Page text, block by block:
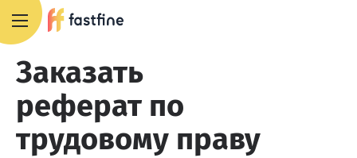
Заказать
реферат по
трудовому праву